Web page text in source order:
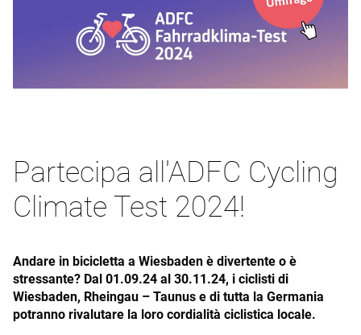
Partecipa all'ADFC Cycling
Climate Test 2024!
Andare in bicicletta a Wiesbaden è divertente o è
stressante? Dal 01.09.24 al 30.11.24, i ciclisti di
Wiesbaden, Rheingau – Taunus e di tutta la Germania
potranno rivalutare la loro cordialità ciclistica locale.